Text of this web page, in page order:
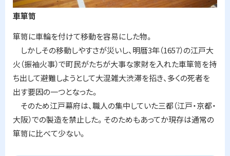
車箪笥
箪笥に車輪を付けて移動を容易にした物。
しかしその移動しやすさが災いし、明暦3年（1657）の江戸大
火（振袖火事）で町民がたちが大事な家財を入れた車箪笥を持
ち出して避難しようとして大混雑大渋滞を招き、多くの死者を
出す要因の一つとなった。
そのため江戸幕府は、職人の集中していた三都（江戸・京都・
大阪）での製造を禁止した。そのためもあってか現存は通常の
箪笥に比べて少ない。